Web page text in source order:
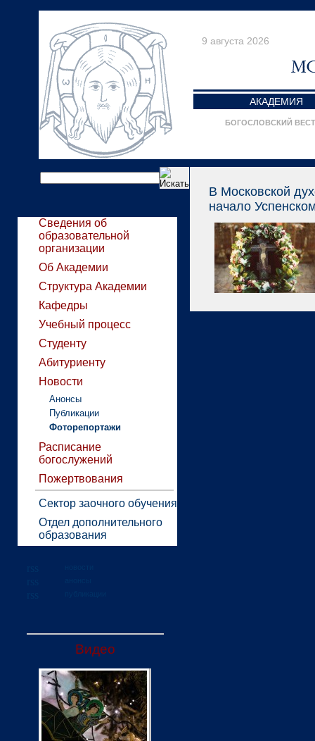
9 августа 2026
АКАДЕМИЯ
БОГОСЛОВСКИЙ
Сведения об
образовательной
организации
Об Академии
Структура Академии
Кафедры
Учебный процесс
Студенту
Абитуриенту
Новости
Анонсы
Публикации
Фоторепортажи
Расписание
богослужений
Пожертвования
Сектор заочного обучения
Отдел дополнительного
образования
Видео
В Московской
начало